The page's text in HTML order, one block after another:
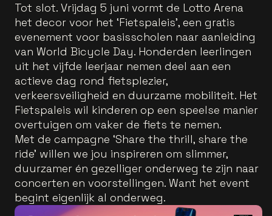
Tot slot. Vrijdag 5 juni vormt de Lotto Arena
het decor voor het ‘Fietspaleis’, een gratis
evenement voor basisscholen naar aanleiding
van World Bicycle Day. Honderden leerlingen
uit het vijfde leerjaar nemen deel aan een
actieve dag rond fietsplezier,
verkeersveiligheid en duurzame mobiliteit. Het
Fietspaleis wil kinderen op een speelse manier
overtuigen om vaker de fiets te nemen.
Met de campagne ‘Share the thrill, share the
ride’ willen we jou inspireren om slimmer,
duurzamer én gezelliger onderweg te zijn naar
concerten en voorstellingen. Want het event
begint eigenlijk al onderweg.